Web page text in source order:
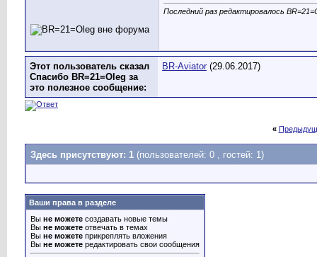
Последний раз редактировалось
Этот пользователь сказал
Спасибо BR=21=Oleg за
это полезное сообщение:
BR-Aviator (29.06.2017)
«
Здесь присутствуют: 1 (пользователей: 0 , гостей: 1)
Ваши права в разделе
Вы не можете создавать новые темы
Вы не можете отвечать в темах
Вы не можете прикреплять вложения
Вы не можете редактировать свои сообщения